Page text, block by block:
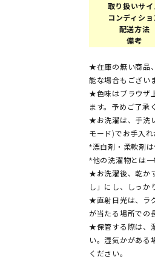
取り扱いサイ
コンディショ
配送方法
備考
★在庫の無い商品
能な場合もござい
★色味はブラウザ
ます。予めご了承
★お洗濯は、手洗
モード)でお手入れ
*漂白剤・柔軟剤は
*他の洗濯物とは一
★お洗濯後、乾か
し」にし、しっか
★直射日光は、ラ
が当たる場所での
★保管する際は、
い。湿気かがある
ください。